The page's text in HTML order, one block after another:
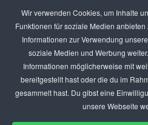
Wir verwenden Cookies, um Inhalte
Funktionen für soziale Medien
Informationen zur Verwendung
soziale Medien und Werbung
Informationen möglicherweise mit
bereitgestellt hast oder die du im
gesammelt hast. Du gibst eine
unsere Webseite
ANZEIGEN